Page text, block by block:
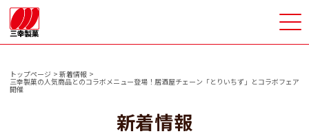
トップページ 新着情報
三幸製菓の人気商品とのコラボメニュー登場！居酒屋チェーン「とりいちず」とコラボフェア
開催
新着情報